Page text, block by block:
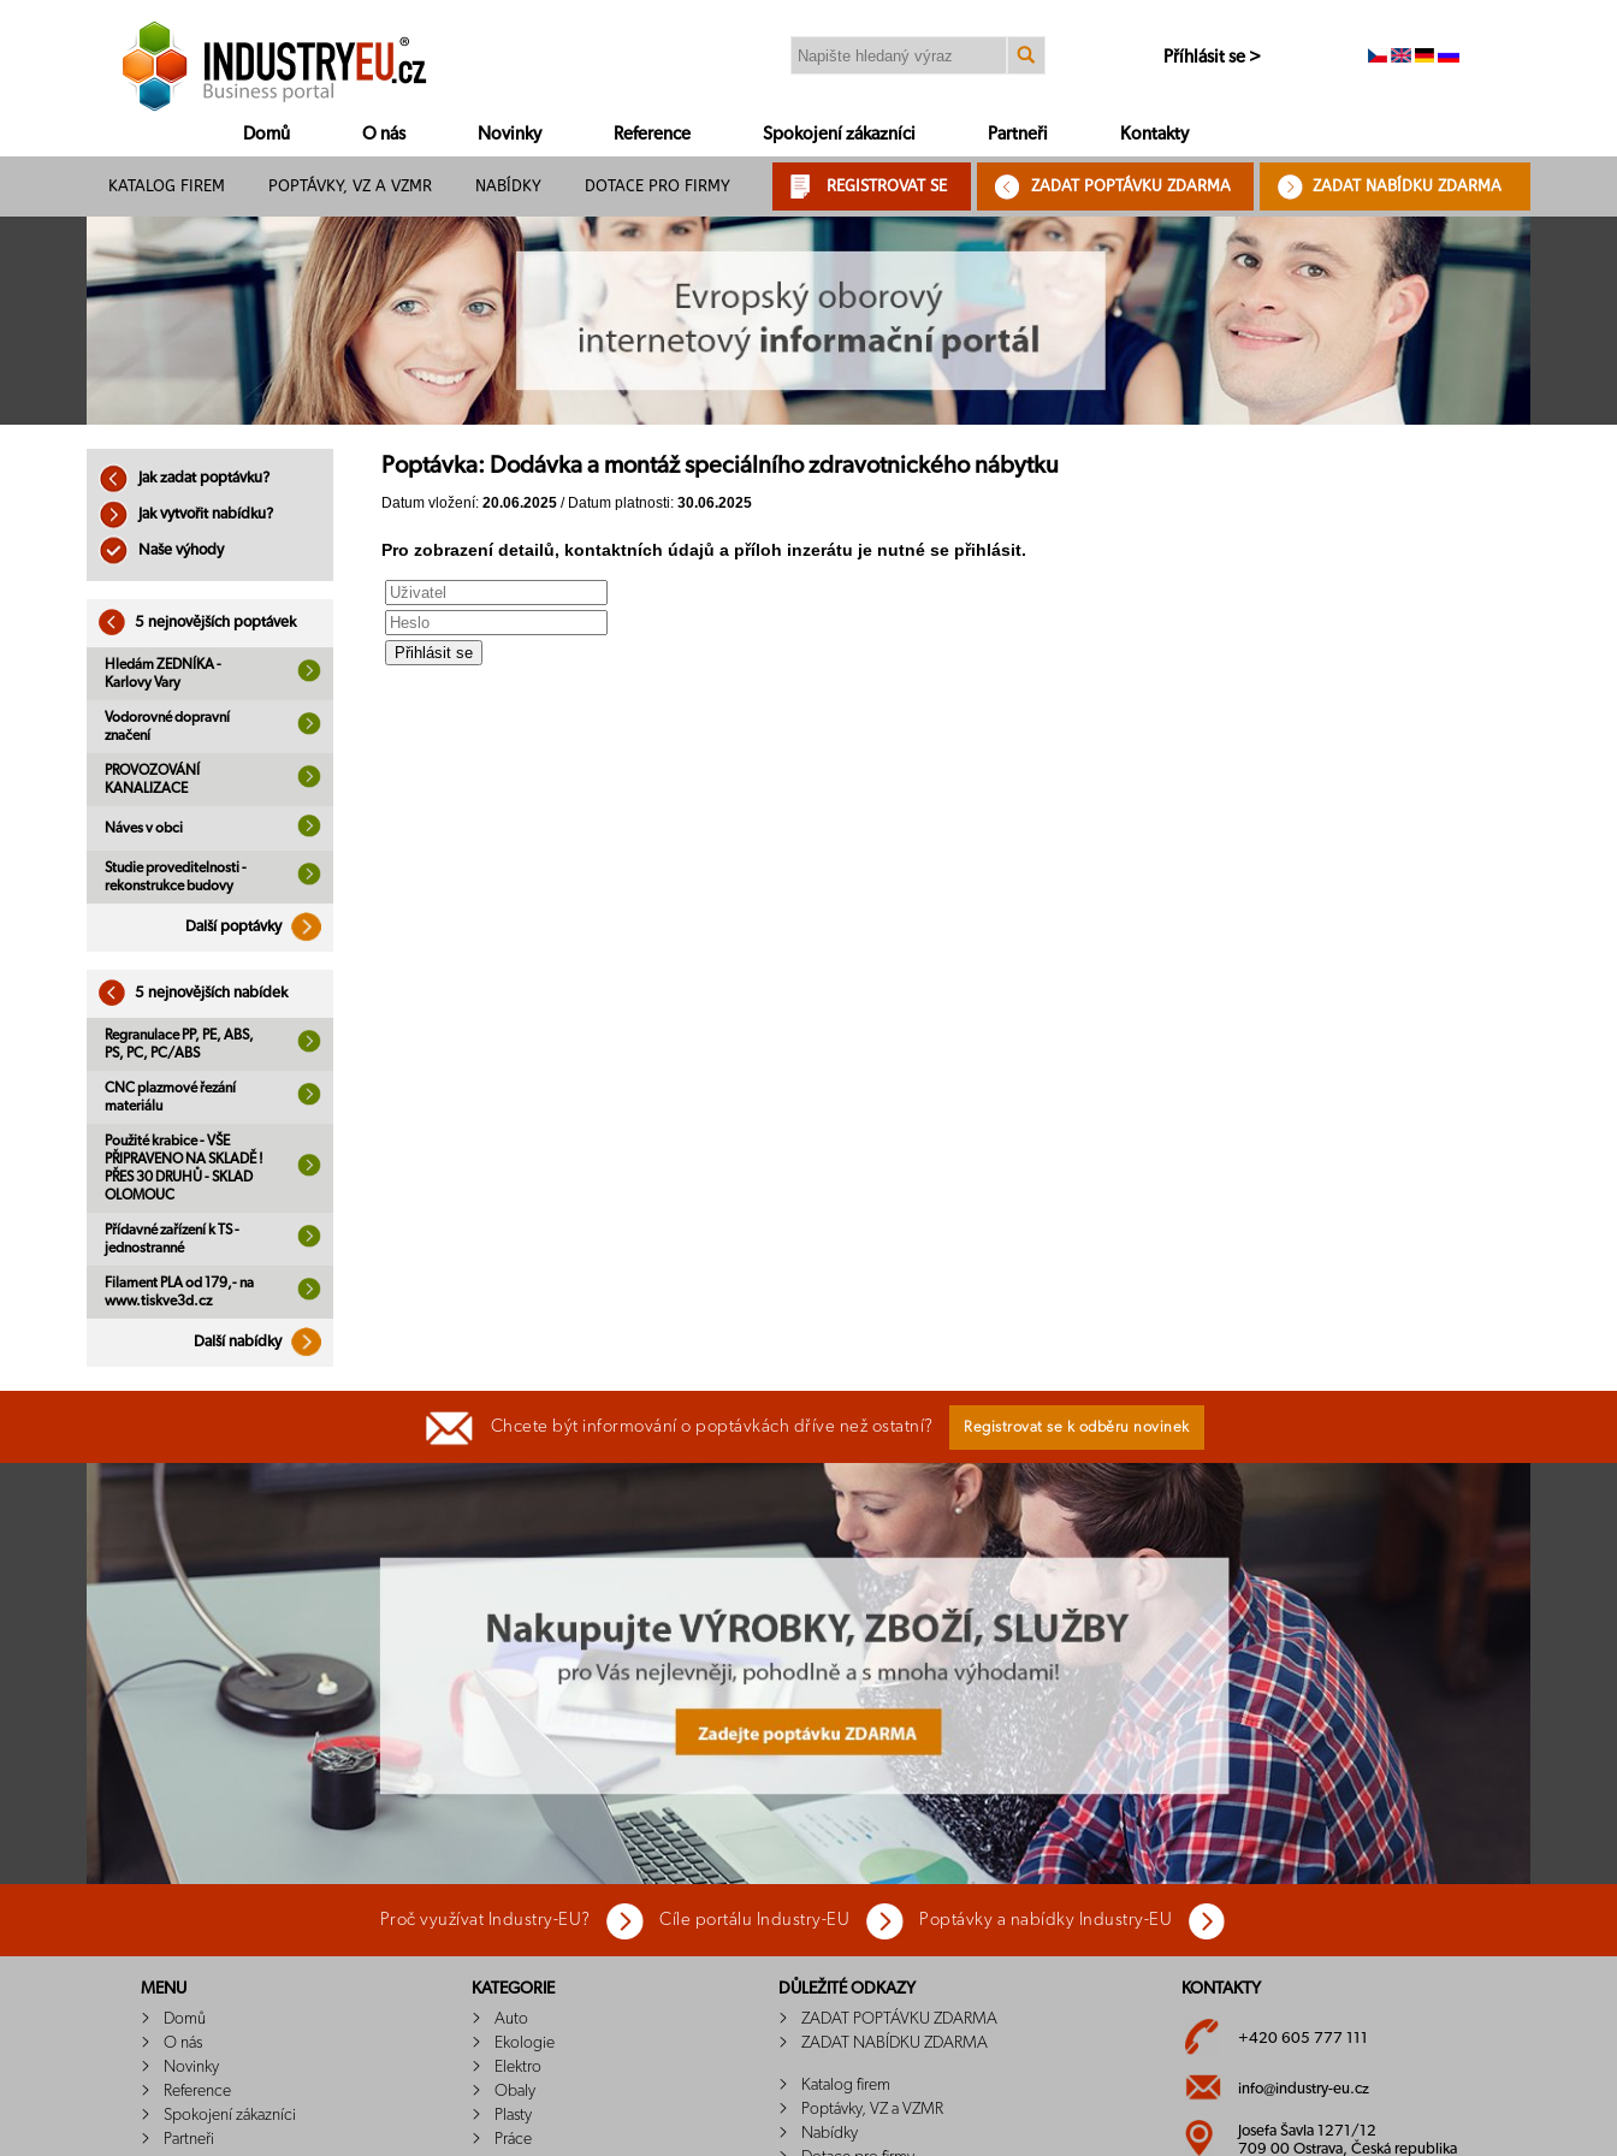
Příhlásit se >
Domů O nás Novinky Reference Spokojení zákazníci Partneři Kontakty
KATALOG FIREM POPTÁVKY, VZ A VZMR NABÍDKY DOTACE PRO FIRMY REGISTROVAT SE ZADAT POPTÁVKU ZDARMA ZADAT NABÍDKU ZDARMA
Jak zadat poptávku?
Jak vytvořit nabídku?
Naše výhody
5 nejnovějších poptávek
Hledám ZEDNÍKA -
Karlovy Vary
Vodorovné dopravní
značení
PROVOZOVÁNÍ
KANALIZACE
Náves v obci
Studie proveditelnosti -
rekonstrukce budovy
Další poptávky
5 nejnovějších nabídek
Regranulace PP, PE, ABS,
PS, PC, PC/ABS
CNC plazmové řezání
materiálu
Použité krabice - VŠE
PŘIPRAVENO NA SKLADĚ !
PŘES 30 DRUHŮ - SKLAD
OLOMOUC
Přídavné zařízení k TS -
jednostranné
Filament PLA od 179,- na
www.tiskve3d.cz
Další nabídky
Poptávka: Dodávka a montáž speciálního zdravotnického nábytku
Datum vložení: 20.06.2025 / Datum platnosti: 30.06.2025
Pro zobrazení detailů, kontaktních údajů a příloh inzerátu je nutné se přihlásit.
Chcete být informování o poptávkách dříve než ostatní? Registrovat se k odběru novinek
Proč využívat Industry-EU? Cíle portálu Industry-EU Poptávky a nabídky Industry-EU
MENU
Domů
O nás
Novinky
Reference
Spokojení zákazníci
Partneři
KATEGORIE
Auto
Ekologie
Elektro
Obaly
Plasty
Práce
DŮLEŽITÉ ODKAZY
ZADAT POPTÁVKU ZDARMA
ZADAT NABÍDKU ZDARMA
Katalog firem
Poptávky, VZ a VZMR
Nabídky
KONTAKTY
+420 605 777 111
info@industry-eu.cz
Josefa Šavla 1271/12
709 00 Ostrava, Česká republika